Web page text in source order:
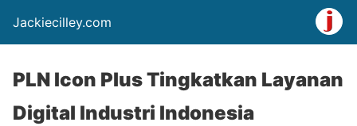
Jackiecilley.com
PLN Icon Plus Tingkatkan Layanan
Digital Industri Indonesia